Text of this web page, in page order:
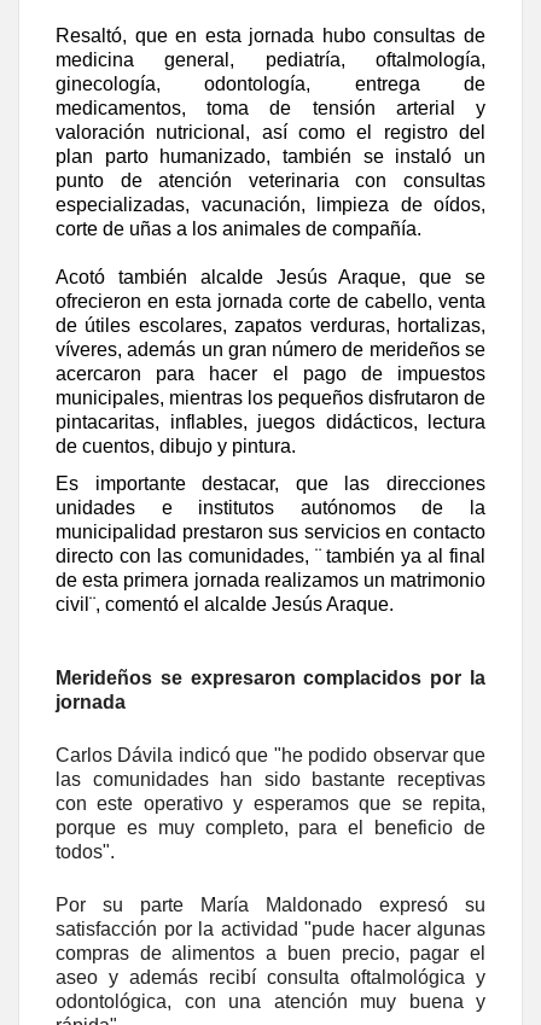
Resaltó, que en esta jornada hubo consultas de
medicina general, pediatría, oftalmología,
ginecología, odontología, entrega de
medicamentos, toma de tensión arterial y
valoración nutricional, así como el registro del
plan parto humanizado, también se instaló un
punto de atención veterinaria con consultas
especializadas, vacunación, limpieza de oídos,
corte de uñas a los animales de compañía.
Acotó también alcalde Jesús Araque, que se
ofrecieron en esta jornada corte de cabello, venta
de útiles escolares, zapatos verduras, hortalizas,
víveres, además un gran número de merideños se
acercaron para hacer el pago de impuestos
municipales, mientras los pequeños disfrutaron de
pintacaritas, inflables, juegos didácticos, lectura
de cuentos, dibujo y pintura.
Es importante destacar, que las direcciones
unidades e institutos autónomos de la
municipalidad prestaron sus servicios en contacto
directo con las comunidades, ¨ también ya al final
de esta primera jornada realizamos un matrimonio
civil¨, comentó el alcalde Jesús Araque.
Merideños se expresaron complacidos por la
jornada
Carlos Dávila indicó que "he podido observar que
las comunidades han sido bastante receptivas
con este operativo y esperamos que se repita,
porque es muy completo, para el beneficio de
todos".
Por su parte María Maldonado expresó su
satisfacción por la actividad "pude hacer algunas
compras de alimentos a buen precio, pagar el
aseo y además recibí consulta oftalmológica y
odontológica, con una atención muy buena y